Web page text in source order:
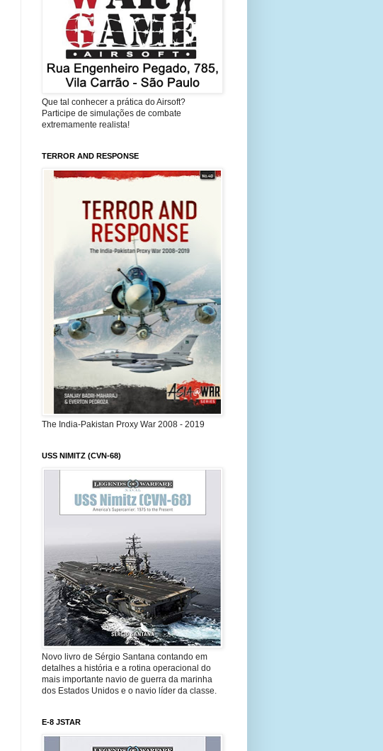
Que tal conhecer a prática do Airsoft?
Participe de simulações de combate
extremamente realista!
TERROR AND RESPONSE
The India-Pakistan Proxy War 2008 - 2019
USS NIMITZ (CVN-68)
Novo livro de Sérgio Santana contando em
detalhes a história e a rotina operacional do
mais importante navio de guerra da marinha
dos Estados Unidos e o navio líder da classe.
E-8 JSTAR